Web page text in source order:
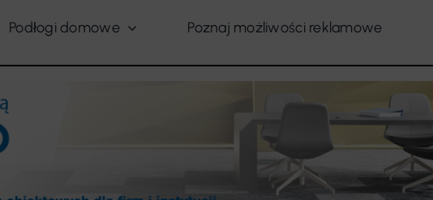
Podłogi domowe Poznaj możliwości reklamowe